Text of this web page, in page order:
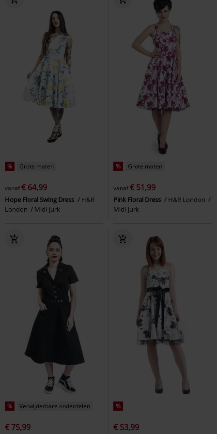
% Grote maten
vanaf€ 64,99
Hope Floral Swing Dress
H&R
London
Midi-jurk
% Grote maten
vanaf€ 51,99
Pink Floral Dress
H&R London
Midi-jurk
% Verwijderbare onderdelen
€ 75,99
%
€ 53,99